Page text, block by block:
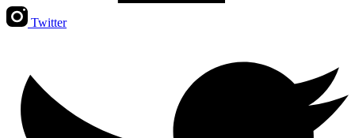
Twitter